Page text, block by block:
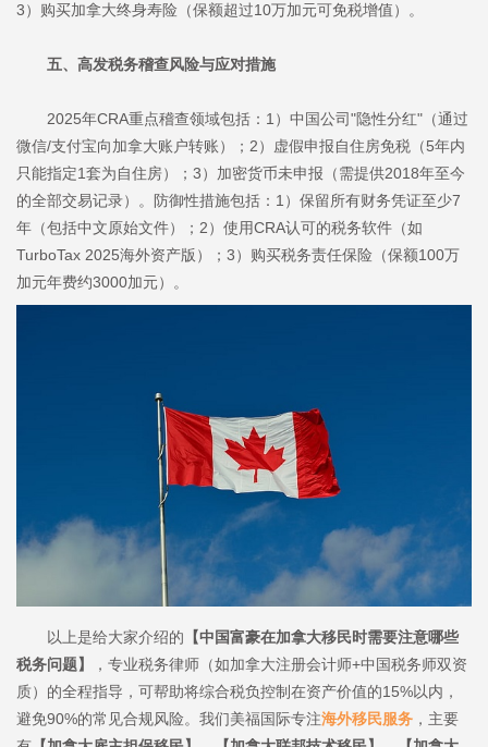
3）购买加拿大终身寿险（保额超过10万加元可免税增值）。
五、高发税务稽查风险与应对措施
2025年CRA重点稽查领域包括：1）中国公司"隐性分红"（通过
微信/支付宝向加拿大账户转账）；2）虚假申报自住房免税（5年内
只能指定1套为自住房）；3）加密货币未申报（需提供2018年至今
的全部交易记录）。防御性措施包括：1）保留所有财务凭证至少7
年（包括中文原始文件）；2）使用CRA认可的税务软件（如
TurboTax 2025海外资产版）；3）购买税务责任保险（保额100万
加元年费约3000加元）。
以上是给大家介绍的 【中国富豪在加拿大移民时需要注意哪些
税务问题】
，专业税务律师（如加拿大注册会计师+中国税务师双资
质）的全程指导，可帮助将综合税负控制在资产价值的15%以内，
避免90%的常见合规风险。我们美福国际专注海外移民服务 ，主要